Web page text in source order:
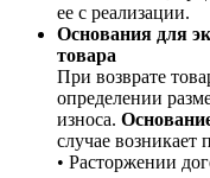
ее с реализации.
Основания для
товара
При возврате
определении
износа.
случае возникает
• Расторжении